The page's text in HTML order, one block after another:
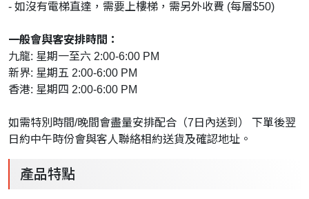
- 如沒有電梯直達，需要上樓梯，需另外收費 (每層$50)
一般會與客安排時間：
九龍: 星期一至六 2:00-6:00 PM
新界: 星期五 2:00-6:00 PM
香港: 星期四 2:00-6:00 PM
如需特別時間/晚間會盡量安排配合（7日內送到） 下單後翌
日約中午時份會與客人聯絡相約送貨及確認地址。
產品特點